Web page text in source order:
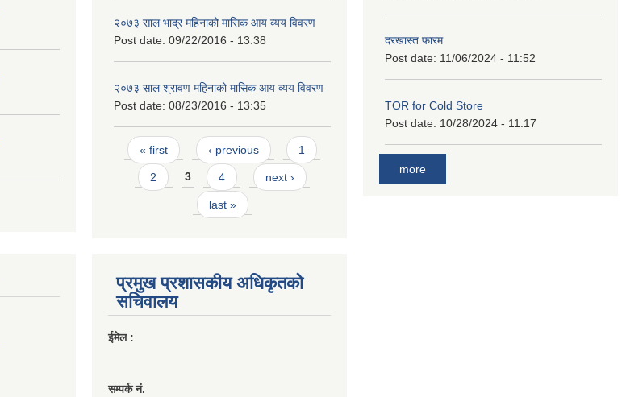
२०७३ साल भाद्र महिनाको मासिक आय व्यय विवरण
Post date: 09/22/2016 - 13:38
२०७३ साल श्रावण महिनाको मासिक आय व्यय विवरण
Post date: 08/23/2016 - 13:35
Pages
« first ‹ previous 1
2 3 4 next ›
last »
दरखास्त फारम
Post date: 11/06/2024 - 11:52
TOR for Cold Store
Post date: 10/28/2024 - 11:17
more
प्रमुख प्रशासकीय अधिकृतको
सचिवालय
ईमेल :
सम्पर्क नं.